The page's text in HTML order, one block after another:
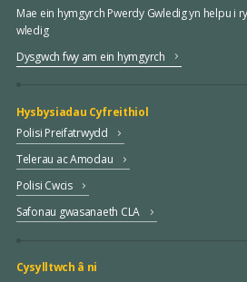
Mae ein hymgyrch Pwerdy Gwledig yn helpu i
wledig
Dysgwch fwy am ein hymgyrch
Hysbysiadau Cyfreithiol
Polisi Preifatrwydd
Telerau ac Amodau
Polisi Cwcis
Safonau gwasanaeth CLA
Cysylltwch â ni